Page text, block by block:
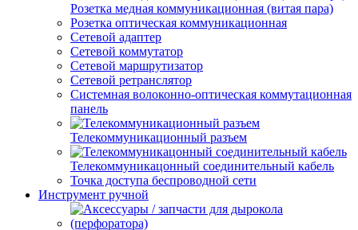
Розетка медная коммуникационная (витая пара)
Розетка оптическая коммуникационная
Сетевой адаптер
Сетевой коммутатор
Сетевой маршрутизатор
Сетевой ретранслятор
Системная волоконно-оптическая коммутационная
панель
Телекоммуникационный разъем
Телекоммуникацонный соединительный кабель
Точка доступа беспроводной сети
Инструмент ручной